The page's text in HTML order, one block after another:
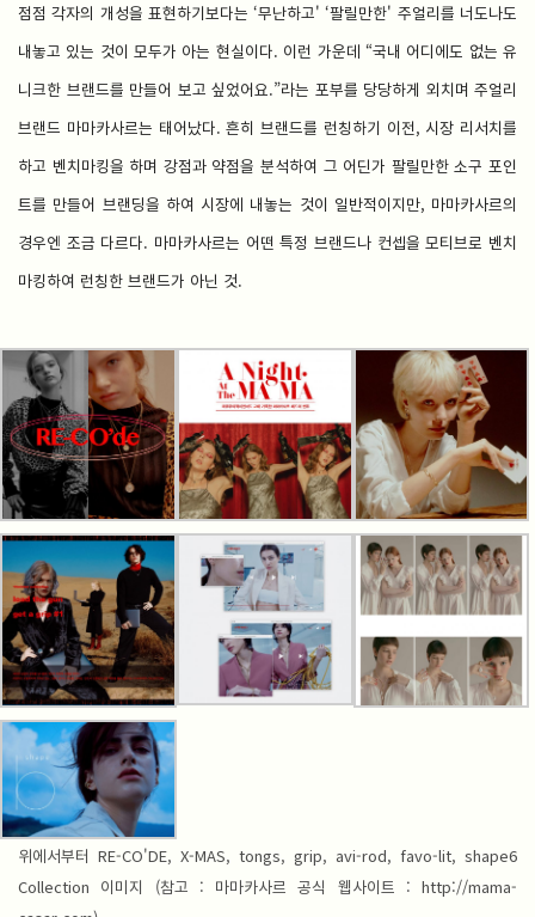
점점 각자의 개성을 표현하기보다는 ‘무난하고' ‘팔릴만한' 주얼리를 너도나도
내놓고 있는 것이 모두가 아는 현실이다. 이런 가운데 “국내 어디에도 없는 유
니크한 브랜드를 만들어 보고 싶었어요.”라는 포부를 당당하게 외치며 주얼리
브랜드 마마카사르는 태어났다. 흔히 브랜드를 런칭하기 이전, 시장 리서치를
하고 벤치마킹을 하며 강점과 약점을 분석하여 그 어딘가 팔릴만한 소구 포인
트를 만들어 브랜딩을 하여 시장에 내놓는 것이 일반적이지만, 마마카사르의
경우엔 조금 다르다. 마마카사르는 어떤 특정 브랜드나 컨셉을 모티브로 벤치
마킹하여 런칭한 브랜드가 아닌 것.
위에서부터 RE-CO'DE, X-MAS, tongs, grip, avi-rod, favo-lit, shape6
Collection 이미지 (참고 : 마마카사르 공식 웹사이트 : http://mama-